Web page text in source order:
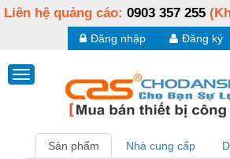
Liên hệ quảng cáo: 0903 357 255
Đăng ký
Đăng nhập
Sản phẩm Nhà cung cấp